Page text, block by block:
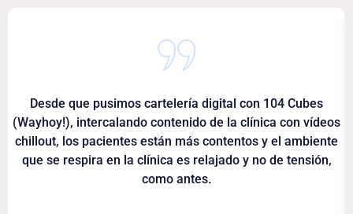
Desde que pusimos cartelería digital con 104 Cubes
(Wayhoy!), intercalando contenido de la clínica con vídeos
chillout, los pacientes están más contentos y el ambiente
que se respira en la clínica es relajado y no de tensión,
como antes.